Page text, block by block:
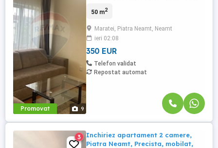
Promovat 9
50 m2
Maratei, Piatra Neamt, Neamt
ieri 02:08
350 EUR
Telefon validat
Repostat automat
3
Inchiriez apartament 2 camere,
Piatra Neamt, Precista, mobilat,